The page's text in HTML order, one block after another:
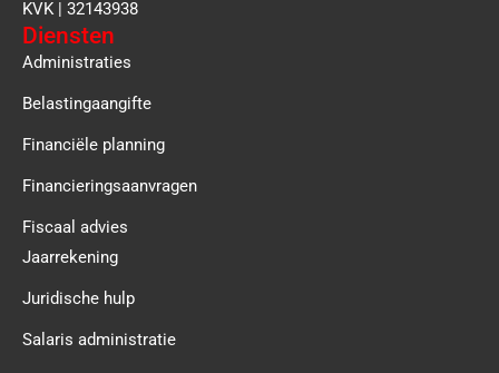
KVK | 32143938
Diensten
Administraties
Belastingaangifte
Financiële planning
Financieringsaanvragen
Fiscaal advies
Jaarrekening
Juridische hulp
Salaris administratie